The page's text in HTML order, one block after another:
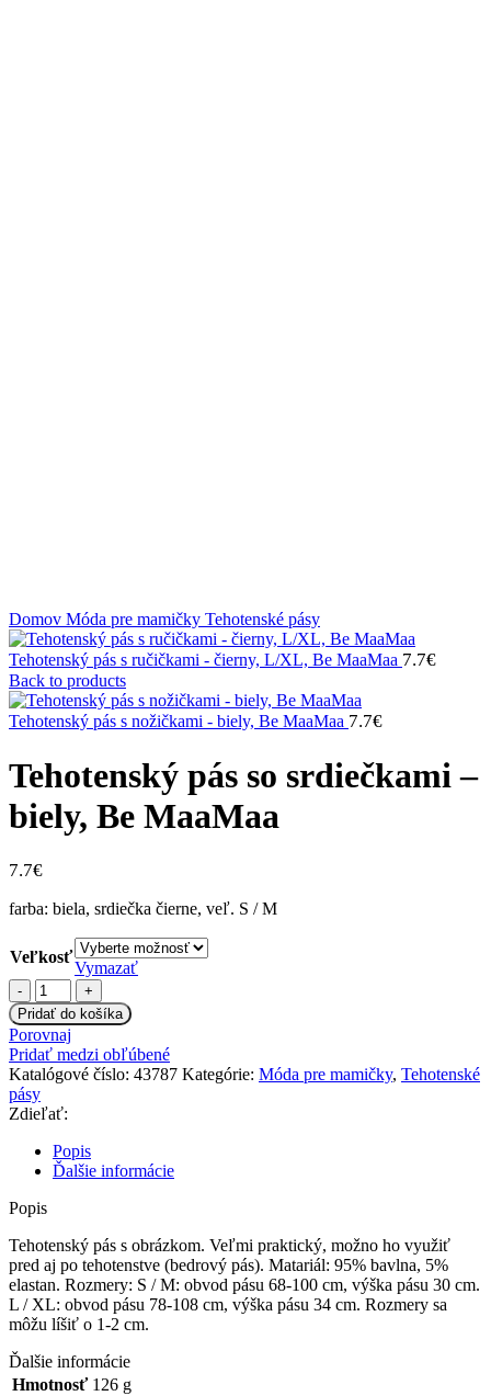
Domov Móda pre mamičky Tehotenské pásy
Tehotenský pás s ručičkami - čierny, L/XL, Be MaaMaa 7.7€
Back to products
Tehotenský pás s nožičkami - biely, Be MaaMaa 7.7€
Tehotenský pás so srdiečkami –
biely, Be MaaMaa
7.7€
farba: biela, srdiečka čierne, veľ. S / M
Veľkosť
Vymazať
množstvo
Tehotenský
pás
so
srdiečkami
-
biely,
Be
MaaMaa
Pridať do košíka
Porovnaj
Pridať medzi obľúbené
Katalógové číslo: 43787 Kategórie: Móda pre mamičky, Tehotenské
pásy
Zdieľať:
Popis
Ďalšie informácie
Popis
Tehotenský pás s obrázkom. Veľmi praktický, možno ho využiť
pred aj po tehotenstve (bedrový pás). Matariál: 95% bavlna, 5%
elastan. Rozmery: S / M: obvod pásu 68-100 cm, výška pásu 30 cm.
L / XL: obvod pásu 78-108 cm, výška pásu 34 cm. Rozmery sa
môžu líšiť o 1-2 cm.
Ďalšie informácie
Hmotnosť 126 g